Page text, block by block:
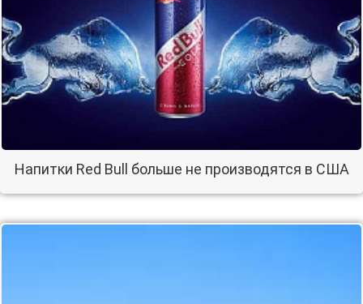
Напитки Red Bull больше не производятся в США